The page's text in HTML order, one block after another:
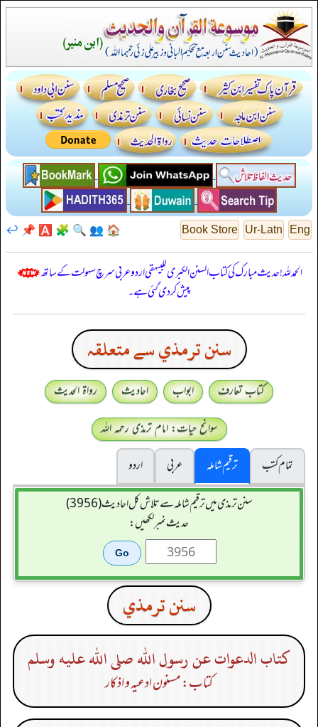
Eng
Ur-Latn
Book Store
🏠
👥
🔍
🧩
🅰️
📌
↩️
الحمدللہ! حدیث مبارک کی کتاب السنن الكبرى للبيهقي اردو عربی سرچ سہولت کے ساتھ
پیش کر دی گئی ہے۔
سنن ترمذي سے متعلقہ
کتاب تعارف ابواب احادیث
رواۃ الحدیث
سوانح حیات: امام ترمذی رحمہ اللہ
تمام کتب
ترقیم شاملہ عربی
اردو
سنن ترمذی میں ترقیم شاملہ سے تلاش کل احادیث (3956)
حدیث نمبر لکھیں:
سنن ترمذي
كتاب الدعوات عن رسول الله صلى الله عليه وسلم
کتاب: مسنون ادعیہ و اذکار